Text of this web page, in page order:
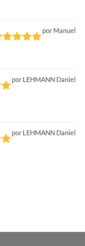
por Manuel
por LEHMANN Daniel
por LEHMANN Daniel